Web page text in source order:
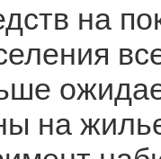
на
на